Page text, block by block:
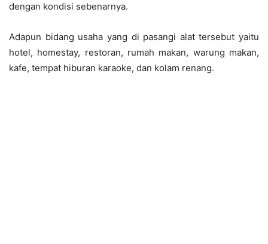
dengan kondisi sebenarnya.
Adapun bidang usaha yang di pasangi alat tersebut yaitu
hotel, homestay, restoran, rumah makan, warung makan,
kafe, tempat hiburan karaoke, dan kolam renang.